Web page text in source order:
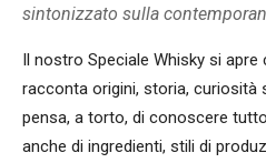
sintonizzato sulla
Il nostro Speciale Whisky si apre
racconta origini, storia, curiosità
pensa, a torto, di conoscere
anche di ingredienti, stili di